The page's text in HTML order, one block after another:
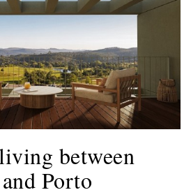
between
Porto